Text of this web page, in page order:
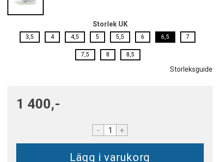
Storlek UK
3,5 4 4,5 5 5,5 6 6,5 7
7,5 8 8,5
Storleksguide
1 400,-
- +